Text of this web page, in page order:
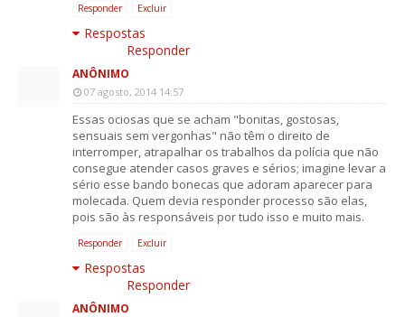
Responder Excluir
Respostas
Responder
ANÔNIMO
07 agosto, 2014 14:57
Essas ociosas que se acham "bonitas, gostosas,
sensuais sem vergonhas" não têm o direito de
interromper, atrapalhar os trabalhos da polícia que não
consegue atender casos graves e sérios; imagine levar a
sério esse bando bonecas que adoram aparecer para
molecada. Quem devia responder processo são elas,
pois são às responsáveis por tudo isso e muito mais.
Responder Excluir
Respostas
Responder
ANÔNIMO